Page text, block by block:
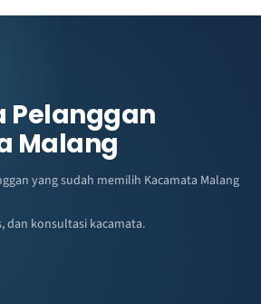
Pelanggan
Malang
yang sudah memilih Kacamata Malang
dan konsultasi kacamata.